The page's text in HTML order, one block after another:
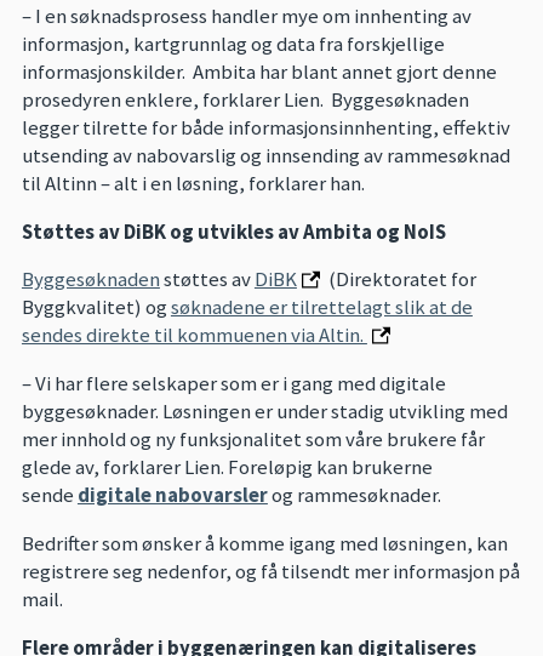
– I en søknadsprosess handler mye om innhenting av
informasjon, kartgrunnlag og data fra forskjellige
informasjonskilder. Ambita har blant annet gjort denne
prosedyren enklere, forklarer Lien. Byggesøknaden
legger tilrette for både informasjonsinnhenting, effektiv
utsending av nabovarslig og innsending av rammesøknad
til Altinn – alt i en løsning, forklarer han.
Støttes av DiBK og utvikles av Ambita og NoIS
Byggesøknadenstøttes avDiBK
(Direktoratet for
Byggkvalitet) ogsøknadene er tilrettelagt slik at de
sendes direkte til kommuenen via Altin.
– Vi har flere selskaper som er i gang med digitale
byggesøknader. Løsningen er under stadig utvikling med
mer innhold og ny funksjonalitet som våre brukere får
glede av, forklarer Lien. Foreløpig kan brukerne
sende digitale nabovarslerog rammesøknader.
Bedrifter som ønsker å komme igang med løsningen, kan
registrere seg nedenfor, og få tilsendt mer informasjon på
mail.
Flere områder i byggenæringen kan digitaliseres